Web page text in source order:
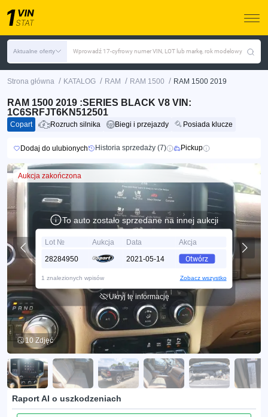
Aktualne oferty Wprowadź 17-cyfrowy numer VIN, LOT lub markę, rok modelowy
Strona główna / KATALOG / RAM / RAM 1500 / RAM 1500 2019
RAM 1500 2019 :SERIES BLACK V8 VIN:
1C6SRFJT6KN512501
Copart Rozruch silnika Biegi i przejazdy Posiada klucze
Dodaj do ulubionych Historia sprzedaży (7) Pickup
Aukcja zakończona
10 Zdjęć
To auto zostało sprzedane na innej aukcji
Lot № Aukcja Data
Akcja
28284950
2021-05-14 Otwórz
1 znalezionych wpisów Zobacz wszystko
Ukryj tę informację
Raport AI o uszkodzeniach